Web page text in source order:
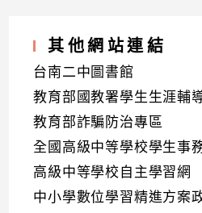
其他網站連結
台南二中圖書館
教育部國教署學生生涯輔
教育部詐騙防治專區
全國高級中等學校學生事
高級中等學校自主學習網
中小學數位學習精進方案